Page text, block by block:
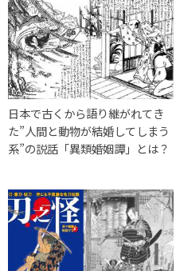
日本で古くから語り継がれてき
た”人間と動物が結婚してしまう
系”の説話「異類婚姻譚」とは？